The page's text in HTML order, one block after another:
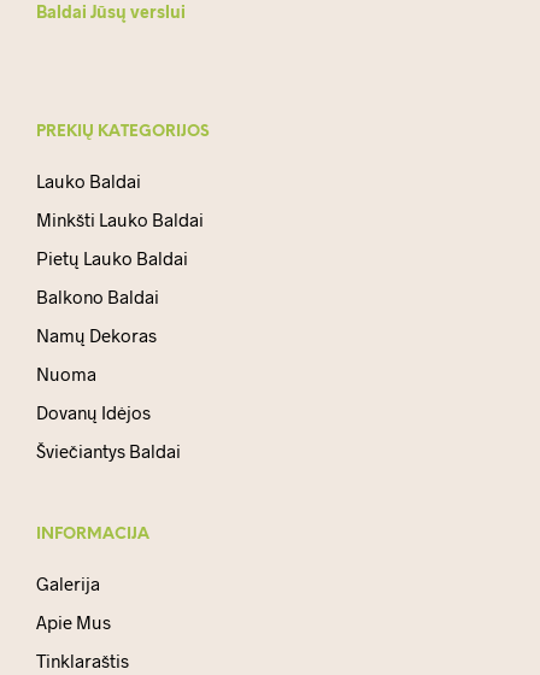
Baldai Jūsų verslui
PREKIŲ KATEGORIJOS
Lauko Baldai
Minkšti Lauko Baldai
Pietų Lauko Baldai
Balkono Baldai
Namų Dekoras
Nuoma
Dovanų Idėjos
Šviečiantys Baldai
INFORMACIJA
Galerija
Apie Mus
Tinklaraštis